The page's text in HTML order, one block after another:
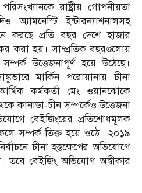
রাষ্ট্রীয় গোপনীয়তা
অ্যামনেস্টি ইন্টারন্যাশনালসহ
করছে প্রতি বছর দেশে হাজার
করা হয়। সাম্প্রতিক বছরগুলোয়
উত্তেজনাপূর্ণ হয়ে উঠেছে।
মার্কিন পরোয়ানায় চীনা
কর্মকর্তা মেং ওয়ানঝোকে
কানাডা-চীন সম্পর্কেও উত্তেজনা
বেইজিংয়ের প্রতিশোধমূলক
সম্পর্ক তিক্ত হয়ে ওঠে। ২০১৯
চীনা হস্তক্ষেপের অভিযোগে
তবে বেইজিং অভিযোগ অস্বীকার